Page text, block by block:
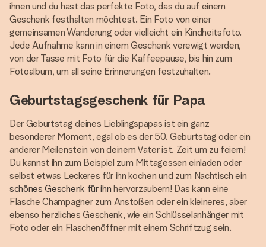
ihnen und du hast das perfekte Foto, das du auf einem
Geschenk festhalten möchtest. Ein Foto von einer
gemeinsamen Wanderung oder vielleicht ein Kindheitsfoto.
Jede Aufnahme kann in einem Geschenk verewigt werden,
von der Tasse mit Foto für die Kaffeepause, bis hin zum
Fotoalbum, um all seine Erinnerungen festzuhalten.
Geburtstagsgeschenk für Papa
Der Geburtstag deines Lieblingspapas ist ein ganz
besonderer Moment, egal ob es der 50. Geburtstag oder ein
anderer Meilenstein von deinem Vater ist. Zeit um zu feiern!
Du kannst ihn zum Beispiel zum Mittagessen einladen oder
selbst etwas Leckeres für ihn kochen und zum Nachtisch ein
schönes Geschenk für ihn hervorzaubern! Das kann eine
Flasche Champagner zum Anstoßen oder ein kleineres, aber
ebenso herzliches Geschenk, wie ein Schlüsselanhänger mit
Foto oder ein Flaschenöffner mit einem Schriftzug sein.